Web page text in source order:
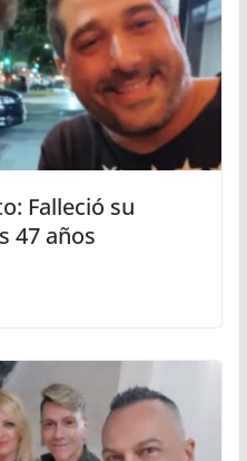
Falleció su
47 años